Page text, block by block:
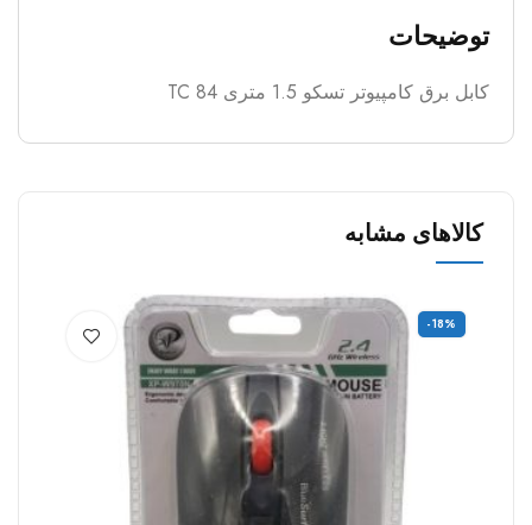
توضیحات
کابل برق کامپیوتر تسکو 1.5 متری TC 84
کالاهای مشابه
-18%